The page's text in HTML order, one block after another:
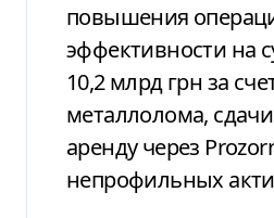
повышения
эффективности на
10,2 млрд грн за
металлолома,
аренду через
непрофильных